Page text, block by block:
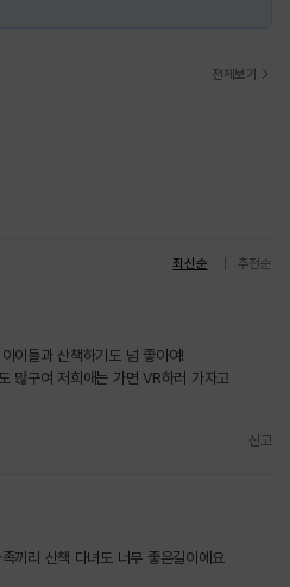
전체보기
최신순 추천순
이들과 산책하기도 넘 좋아여!
많구여 저희애는 가면 VR하러 가자고
신고
끼리 산책 다녀도 너무 좋은길이에요